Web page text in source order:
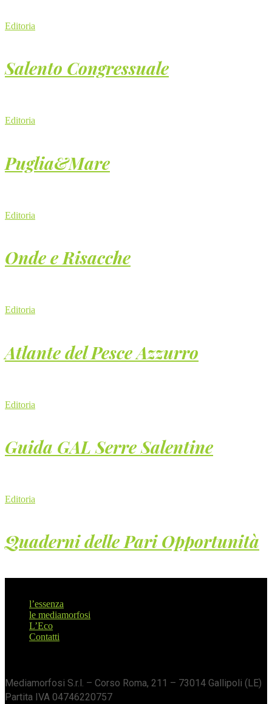
Editoria
Salento Congressuale
Editoria
Puglia&Mare
Editoria
Onde e Risacche
Editoria
Atlante del Pesce Azzurro
Editoria
Guida GAL Serre Salentine
Editoria
Quaderni delle Pari Opportunità
l’essenza
le mediamorfosi
L’Eco
Contatti
Mediamorfosi S.r.l. – Corso Roma, 211 – 73014 Gallipoli (LE)
Partita IVA 04746220757